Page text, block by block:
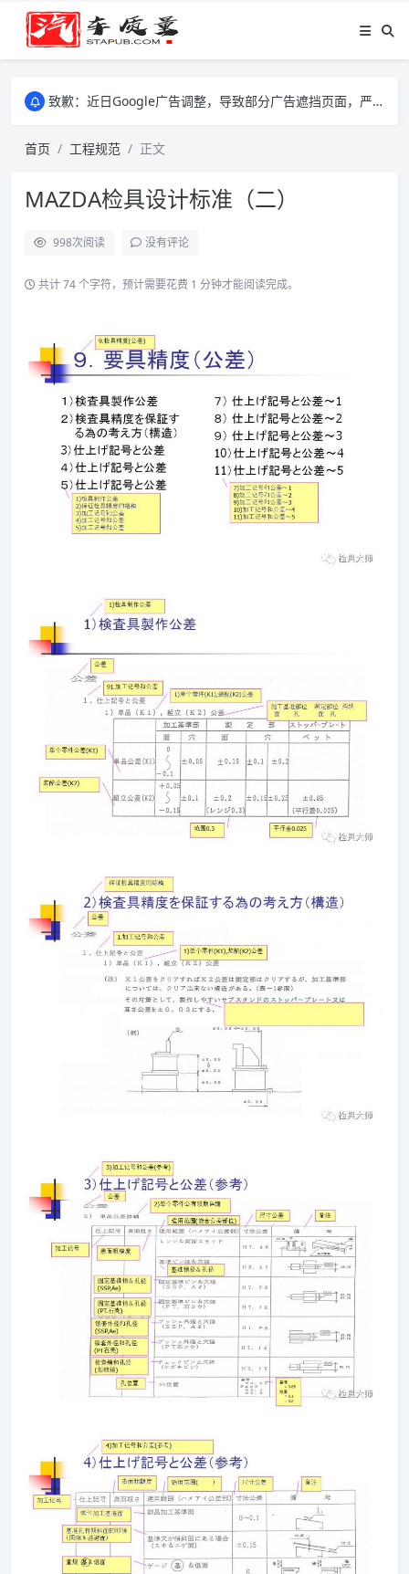
致歉：近日Google广告调整，导致部分广告遮挡页面，严重影响大家访问体验，将尽快调整完成，由此带来的不便，特意致歉！
首页
工程规范 正文
MAZDA检具设计标准（二）
998次阅读 没有评论
共计 74 个字符，预计需要花费 1 分钟才能阅读完成。